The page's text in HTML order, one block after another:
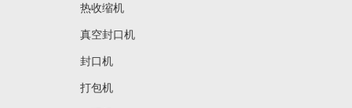
热收缩机
真空封口机
封口机
打包机